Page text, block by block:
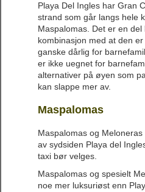
Playa Del Ingles har Gran
strand som går langs hele
Maspalomas. Det er en
kombinasjon med at den
ganske dårlig for
er ikke uegnet for
alternativer på øyen som
kan slappe mer av.
Maspalomas
Maspalomas og
av sydsiden Playa del
taxi bør velges.
Maspalomas og spesielt
noe mer luksuriøst enn